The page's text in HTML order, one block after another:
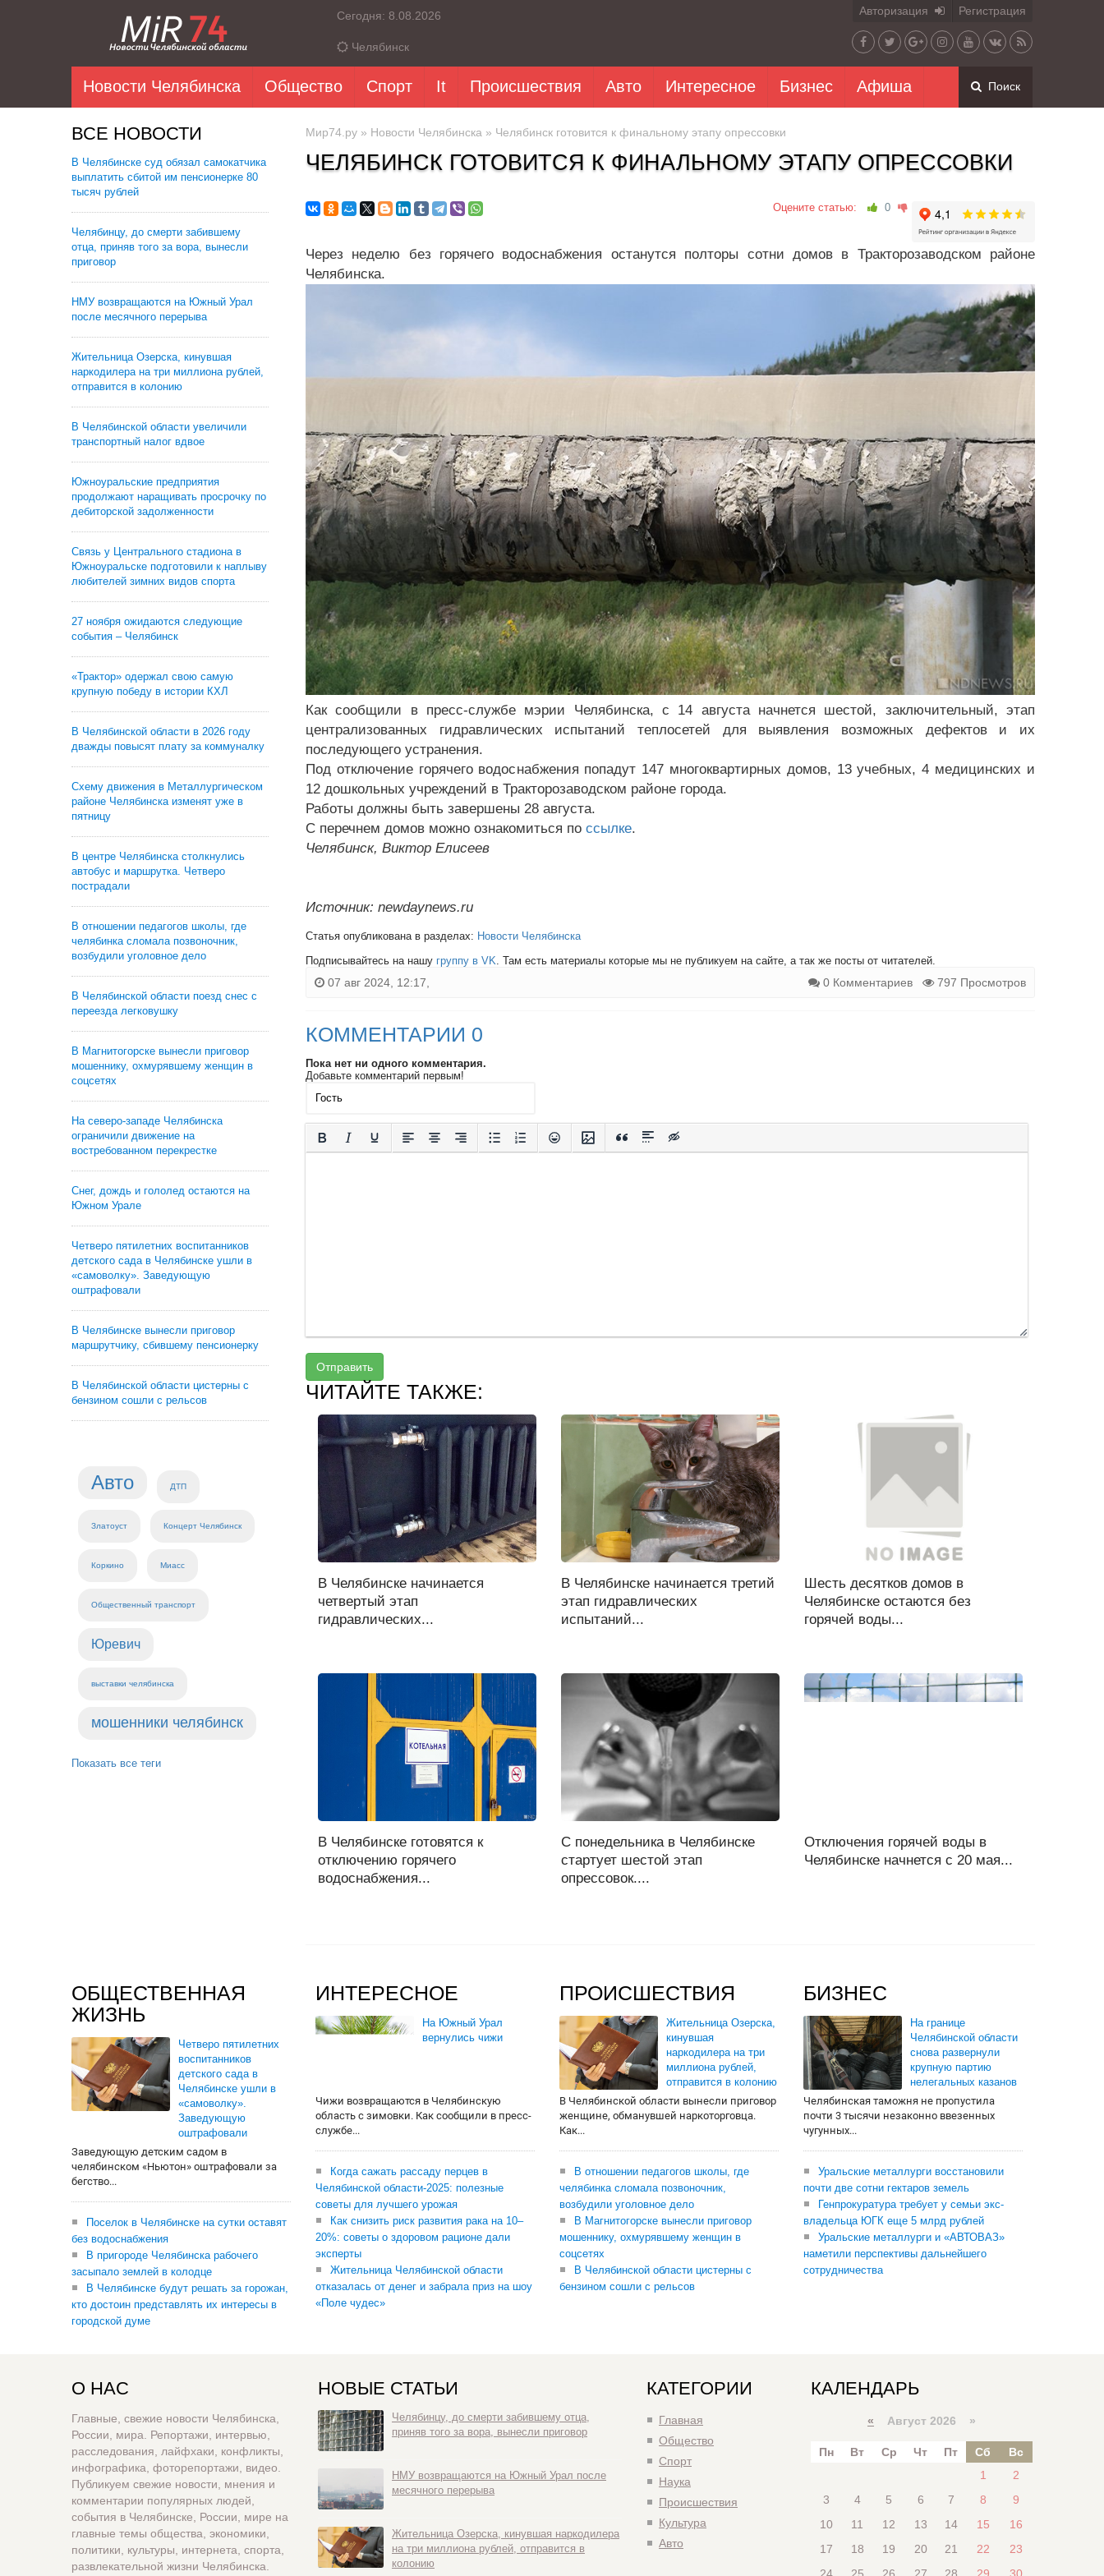
Сегодня: 8.08.2026
Челябинск
Авторизация Регистрация
Новости Челябинска Общество Спорт It Происшествия Авто Интересное Бизнес Афиша Поиск
ВСЕ НОВОСТИ
В Челябинске суд обязал самокатчика
выплатить сбитой им пенсионерке 80
тысяч рублей
Челябинцу, до смерти забившему
отца, приняв того за вора, вынесли
приговор
НМУ возвращаются на Южный Урал
после месячного перерыва
Жительница Озерска, кинувшая
наркодилера на три миллиона рублей,
отправится в колонию
В Челябинской области увеличили
транспортный налог вдвое
Южноуральские предприятия
продолжают наращивать просрочку по
дебиторской задолженности
Связь у Центрального стадиона в
Южноуральске подготовили к наплыву
любителей зимних видов спорта
27 ноября ожидаются следующие
события – Челябинск
«Трактор» одержал свою самую
крупную победу в истории КХЛ
В Челябинской области в 2026 году
дважды повысят плату за коммуналку
Схему движения в Металлургическом
районе Челябинска изменят уже в
пятницу
В центре Челябинска столкнулись
автобус и маршрутка. Четверо
пострадали
В отношении педагогов школы, где
челябинка сломала позвоночник,
возбудили уголовное дело
В Челябинской области поезд снес с
переезда легковушку
В Магнитогорске вынесли приговор
мошеннику, охмурявшему женщин в
соцсетях
На северо-западе Челябинска
ограничили движение на
востребованном перекрестке
Снег, дождь и гололед остаются на
Южном Урале
Четверо пятилетних воспитанников
детского сада в Челябинске ушли в
«самоволку». Заведующую
оштрафовали
В Челябинске вынесли приговор
маршрутчику, сбившему пенсионерку
В Челябинской области цистерны с
бензином сошли с рельсов
Авто ДТП
Златоуст Концерт Челябинск
Коркино Миасс
Общественный транспорт
Юревич
выставки челябинска
мошенники челябинск
Показать все теги
Мир74.ру » Новости Челябинска » Челябинск готовится к финальному этапу опрессовки
ЧЕЛЯБИНСК ГОТОВИТСЯ К ФИНАЛЬНОМУ ЭТАПУ ОПРЕССОВКИ
Оцените статью: 0
Через неделю без горячего водоснабжения останутся полторы сотни домов в Тракторозаводском районе
Челябинска.
Как сообщили в пресс-службе мэрии Челябинска, с 14 августа начнется шестой, заключительный, этап
централизованных гидравлических испытаний теплосетей для выявления возможных дефектов и их
последующего устранения.
Под отключение горячего водоснабжения попадут 147 многоквартирных домов, 13 учебных, 4 медицинских и
12 дошкольных учреждений в Тракторозаводском районе города.
Работы должны быть завершены 28 августа.
С перечнем домов можно ознакомиться по ссылке.
Челябинск, Виктор Елисеев
Источник: newdaynews.ru
Статья опубликована в разделах: Новости Челябинска
Подписывайтесь на нашу группу в VK . Там есть материалы которые мы не публикуем на сайте, а так же посты от читателей.
07 авг 2024, 12:17, 0 Комментариев 797 Просмотров
КОММЕНТАРИИ 0
Пока нет ни одного комментария.
Добавьте комментарий первым!
Отправить
ЧИТАЙТЕ ТАКЖЕ:
В Челябинске начинается
четвертый этап
гидравлических...
В Челябинске начинается третий
этап гидравлических
испытаний...
Шесть десятков домов в
Челябинске остаются без
горячей воды...
В Челябинске готовятся к
отключению горячего
водоснабжения...
С понедельника в Челябинске
стартует шестой этап
опрессовок....
Отключения горячей воды в
Челябинске начнется с 20 мая...
ОБЩЕСТВЕННАЯ
ЖИЗНЬ
Четверо пятилетних
воспитанников
детского сада в
Челябинске ушли в
«самоволку».
Заведующую
оштрафовали
Заведующую детским садом в
челябинском «Ньютон» оштрафовали за
бегство...
Поселок в Челябинске на сутки оставят
без водоснабжения
В пригороде Челябинска рабочего
засыпало землей в колодце
В Челябинске будут решать за горожан,
кто достоин представлять их интересы в
городской думе
ИНТЕРЕСНОЕ
На Южный Урал
вернулись чижи
Чижи возвращаются в Челябинскую
область с зимовки. Как сообщили в пресс-
службе...
Когда сажать рассаду перцев в
Челябинской области-2025: полезные
советы для лучшего урожая
Как снизить риск развития рака на 10–
20%: советы о здоровом рационе дали
эксперты
Жительница Челябинской области
отказалась от денег и забрала приз на шоу
«Поле чудес»
ПРОИСШЕСТВИЯ
Жительница Озерска,
кинувшая
наркодилера на три
миллиона рублей,
отправится в колонию
В Челябинской области вынесли приговор
женщине, обманувшей наркоторговца.
Как...
В отношении педагогов школы, где
челябинка сломала позвоночник,
возбудили уголовное дело
В Магнитогорске вынесли приговор
мошеннику, охмурявшему женщин в
соцсетях
В Челябинской области цистерны с
бензином сошли с рельсов
БИЗНЕС
На границе
Челябинской области
снова развернули
крупную партию
нелегальных казанов
Челябинская таможня не пропустила
почти 3 тысячи незаконно ввезенных
чугунных...
Уральские металлурги восстановили
почти две сотни гектаров земель
Генпрокуратура требует у семьи экс-
владельца ЮГК еще 5 млрд рублей
Уральские металлурги и «АВТОВАЗ»
наметили перспективы дальнейшего
сотрудничества
О НАС
Главные, свежие новости Челябинска,
России, мира. Репортажи, интервью,
расследования, лайфхаки, конфликты,
инфографика, фоторепортажи, видео.
Публикуем свежие новости, мнения и
комментарии популярных людей,
события в Челябинске, России, мире на
главные темы общества, экономики,
политики, культуры, интернета, спорта,
развлекательной жизни Челябинска.
НОВЫЕ СТАТЬИ
Челябинцу, до смерти забившему отца,
приняв того за вора, вынесли приговор
НМУ возвращаются на Южный Урал после
месячного перерыва
Жительница Озерска, кинувшая наркодилера
на три миллиона рублей, отправится в
колонию
КАТЕГОРИИ
Главная
Общество
Спорт
Наука
Происшествия
Культура
Авто
КАЛЕНДАРЬ
« Август 2026 »
Пн Вт Ср Чт Пт Сб
Вс
1
2
3
4 5 6 7 8
9
10
11 12 13 14 15
16
17
18 19 20 21 22
23
24
25 26 27 28 29 30